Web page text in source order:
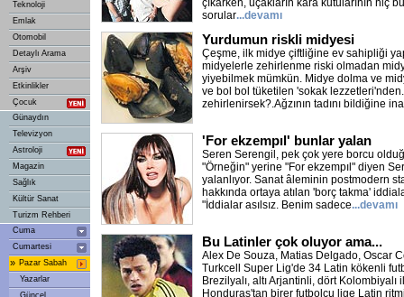
Teknoloji
Emlak
Otomobil
Detaylı Arama
Arşiv
Etkinlikler
Çocuk
Günaydın
Televizyon
Astroloji
Magazin
Sağlık
Kültür Sanat
Turizm Rehberi
Cuma
Cumartesi
» Pazar Sabah
Yazarlar
Güncel
çıkarken, uçakların kara kutularının hiç
sorular...devamı
Yurdumun riskli midyesi
Çeşme, ilk midye çiftliğine ev sahipliği
midyelerle zehirlenme riski olmadan
yiyebilmek mümkün. Midye dolma ve
ve bol bol tüketilen 'sokak
zehirlenirsek?.Ağzının tadını bildiğine
'For ekzempıl' bunlar yalan
Seren Serengil, pek çok yere borcu
"Örneğin" yerine "For ekzempıl" diyen
yalanlıyor. Sanat âleminin postmodern
hakkında ortaya atılan 'borç takma'
"İddialar asılsız. Benim sadece...devamı
Bu Latinler çok oluyor ama...
Alex De Souza, Matias Delgado, Oscar
Turkcell Super Lig'de 34 Latin kökenli
Brezilyalı, altı Arjantinli, dört Kolombiyalı
Honduras'tan birer futbolcu lige Latin